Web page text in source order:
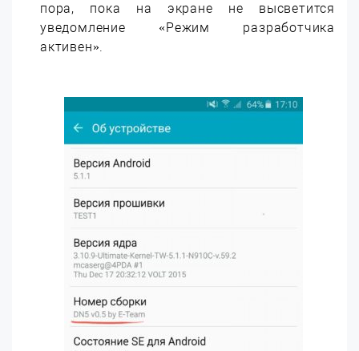
пора, пока на экране не высветится
уведомление «Режим разработчика
активен».